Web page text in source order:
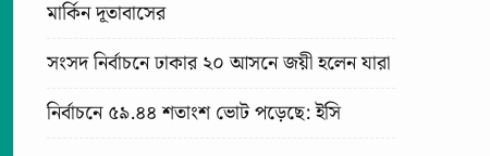
মার্কিন দূতাবাসের
সংসদ নির্বাচনে ঢাকার ২০ আসনে জয়ী হলেন যারা
নির্বাচনে ৫৯.৪৪ শতাংশ ভোট পড়েছে: ইসি